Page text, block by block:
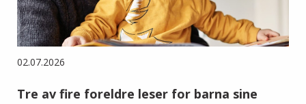
02.07.2026
Tre av fire foreldre leser for barna sine